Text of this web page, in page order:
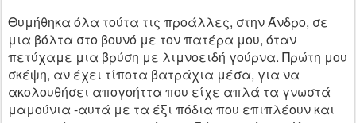
Θυμήθηκα όλα τούτα τις προάλλες, στην Άνδρο, σε
μια βόλτα στο βουνό με τον πατέρα μου, όταν
πετύχαμε μια βρύση με λιμνoειδή γούρνα. Πρώτη μου
σκέψη, αν έχει τίποτα βατράχια μέσα, για να
ακολουθήσει απογοήττα που είχε απλά τα γνωστά
μαμούνια -αυτά με τα έξι πόδια που επιπλέουν και